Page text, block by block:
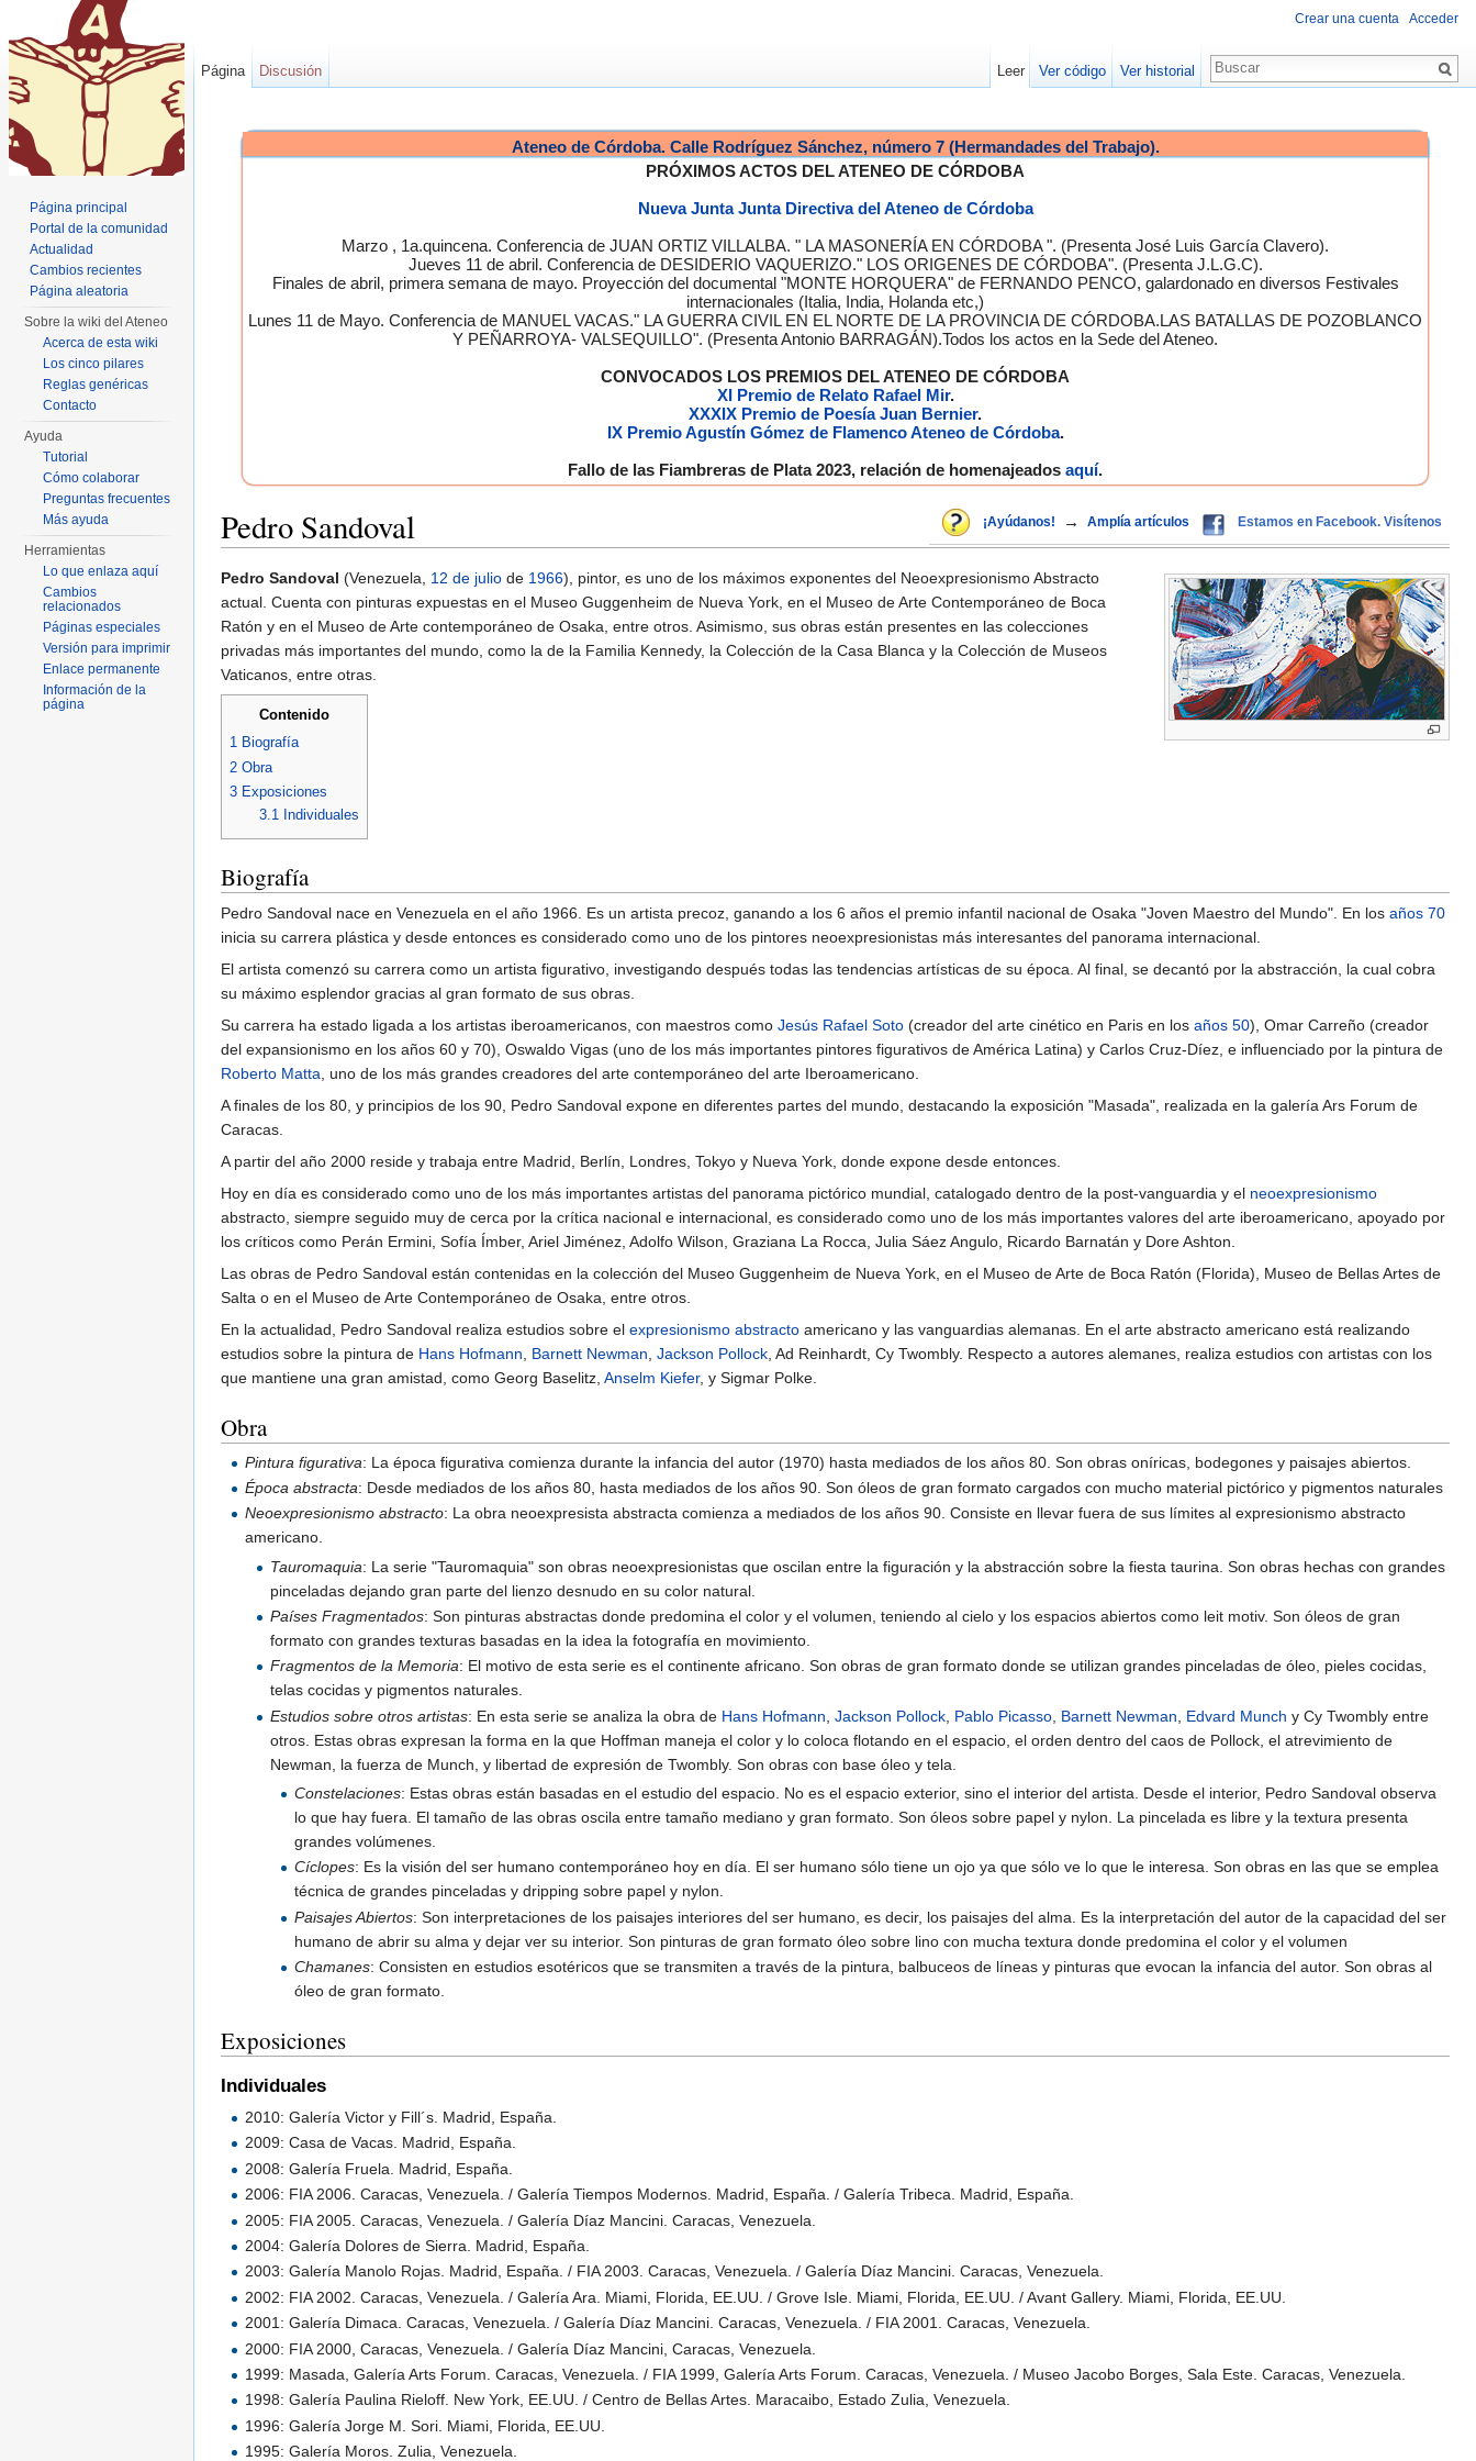
Ateneo de Córdoba. Calle Rodríguez Sánchez, número 7 (Hermandades del Trabajo).
PRÓXIMOS ACTOS DEL ATENEO DE CÓRDOBA
Nueva Junta Junta Directiva del Ateneo de Córdoba
Marzo , 1a.quincena. Conferencia de JUAN ORTIZ VILLALBA. " LA MASONERÍA EN CÓRDOBA ". (Presenta José Luis García Clavero).
Jueves 11 de abril. Conferencia de DESIDERIO VAQUERIZO." LOS ORIGENES DE CÓRDOBA". (Presenta J.L.G.C).
Finales de abril, primera semana de mayo. Proyección del documental "MONTE HORQUERA" de FERNANDO PENCO, galardonado en diversos Festivales
internacionales (Italia, India, Holanda etc,)
Lunes 11 de Mayo. Conferencia de MANUEL VACAS." LA GUERRA CIVIL EN EL NORTE DE LA PROVINCIA DE CÓRDOBA.LAS BATALLAS DE POZOBLANCO
Y PEÑARROYA- VALSEQUILLO". (Presenta Antonio BARRAGÁN).Todos los actos en la Sede del Ateneo.
CONVOCADOS LOS PREMIOS DEL ATENEO DE CÓRDOBA
XI Premio de Relato Rafael Mir.
XXXIX Premio de Poesía Juan Bernier.
IX Premio Agustín Gómez de Flamenco Ateneo de Córdoba.
Fallo de las Fiambreras de Plata 2023, relación de homenajeados aquí.
¡Ayúdanos! → Amplía artículos Estamos en Facebook. Visítenos
Pedro Sandoval
Pedro Sandoval (Venezuela, 12 de julio de 1966), pintor, es uno de los máximos exponentes del Neoexpresionismo Abstracto
actual. Cuenta con pinturas expuestas en el Museo Guggenheim de Nueva York, en el Museo de Arte Contemporáneo de Boca
Ratón y en el Museo de Arte contemporáneo de Osaka, entre otros. Asimismo, sus obras están presentes en las colecciones
privadas más importantes del mundo, como la de la Familia Kennedy, la Colección de la Casa Blanca y la Colección de Museos
Vaticanos, entre otras.
Contenido
1 Biografía
2 Obra
3 Exposiciones
3.1 Individuales
Biografía
Pedro Sandoval nace en Venezuela en el año 1966. Es un artista precoz, ganando a los 6 años el premio infantil nacional de Osaka "Joven Maestro del Mundo". En los años 70
inicia su carrera plástica y desde entonces es considerado como uno de los pintores neoexpresionistas más interesantes del panorama internacional.
El artista comenzó su carrera como un artista figurativo, investigando después todas las tendencias artísticas de su época. Al final, se decantó por la abstracción, la cual cobra
su máximo esplendor gracias al gran formato de sus obras.
Su carrera ha estado ligada a los artistas iberoamericanos, con maestros como Jesús Rafael Soto (creador del arte cinético en Paris en los años 50), Omar Carreño (creador
del expansionismo en los años 60 y 70), Oswaldo Vigas (uno de los más importantes pintores figurativos de América Latina) y Carlos Cruz-Díez, e influenciado por la pintura de
Roberto Matta, uno de los más grandes creadores del arte contemporáneo del arte Iberoamericano.
A finales de los 80, y principios de los 90, Pedro Sandoval expone en diferentes partes del mundo, destacando la exposición "Masada", realizada en la galería Ars Forum de
Caracas.
A partir del año 2000 reside y trabaja entre Madrid, Berlín, Londres, Tokyo y Nueva York, donde expone desde entonces.
Hoy en día es considerado como uno de los más importantes artistas del panorama pictórico mundial, catalogado dentro de la post-vanguardia y el neoexpresionismo
abstracto, siempre seguido muy de cerca por la crítica nacional e internacional, es considerado como uno de los más importantes valores del arte iberoamericano, apoyado por
los críticos como Perán Ermini, Sofía Ímber, Ariel Jiménez, Adolfo Wilson, Graziana La Rocca, Julia Sáez Angulo, Ricardo Barnatán y Dore Ashton.
Las obras de Pedro Sandoval están contenidas en la colección del Museo Guggenheim de Nueva York, en el Museo de Arte de Boca Ratón (Florida), Museo de Bellas Artes de
Salta o en el Museo de Arte Contemporáneo de Osaka, entre otros.
En la actualidad, Pedro Sandoval realiza estudios sobre el expresionismo abstracto americano y las vanguardias alemanas. En el arte abstracto americano está realizando
estudios sobre la pintura de Hans Hofmann, Barnett Newman, Jackson Pollock, Ad Reinhardt, Cy Twombly. Respecto a autores alemanes, realiza estudios con artistas con los
que mantiene una gran amistad, como Georg Baselitz, Anselm Kiefer, y Sigmar Polke.
Obra
Pintura figurativa: La época figurativa comienza durante la infancia del autor (1970) hasta mediados de los años 80. Son obras oníricas, bodegones y paisajes abiertos.
Época abstracta: Desde mediados de los años 80, hasta mediados de los años 90. Son óleos de gran formato cargados con mucho material pictórico y pigmentos naturales
Neoexpresionismo abstracto: La obra neoexpresista abstracta comienza a mediados de los años 90. Consiste en llevar fuera de sus límites al expresionismo abstracto
americano.
Tauromaquia: La serie "Tauromaquia" son obras neoexpresionistas que oscilan entre la figuración y la abstracción sobre la fiesta taurina. Son obras hechas con grandes
pinceladas dejando gran parte del lienzo desnudo en su color natural.
Países Fragmentados: Son pinturas abstractas donde predomina el color y el volumen, teniendo al cielo y los espacios abiertos como leit motiv. Son óleos de gran
formato con grandes texturas basadas en la idea la fotografía en movimiento.
Fragmentos de la Memoria: El motivo de esta serie es el continente africano. Son obras de gran formato donde se utilizan grandes pinceladas de óleo, pieles cocidas,
telas cocidas y pigmentos naturales.
Estudios sobre otros artistas: En esta serie se analiza la obra de Hans Hofmann Jackson Pollock, Pablo Picasso, Barnett Newman Edvard Munch y Cy Twombly entre
otros. Estas obras expresan la forma en la que Hoffman maneja el color y lo coloca flotando en el espacio, el orden dentro del caos de Pollock, el atrevimiento de
Newman, la fuerza de Munch, y libertad de expresión de Twombly. Son obras con base óleo y tela.
Constelaciones: Estas obras están basadas en el estudio del espacio. No es el espacio exterior, sino el interior del artista. Desde el interior, Pedro Sandoval observa
lo que hay fuera. El tamaño de las obras oscila entre tamaño mediano y gran formato. Son óleos sobre papel y nylon. La pincelada es libre y la textura presenta
grandes volúmenes.
Cíclopes: Es la visión del ser humano contemporáneo hoy en día. El ser humano sólo tiene un ojo ya que sólo ve lo que le interesa. Son obras en las que se emplea
técnica de grandes pinceladas y dripping sobre papel y nylon.
Paisajes Abiertos: Son interpretaciones de los paisajes interiores del ser humano, es decir, los paisajes del alma. Es la interpretación del autor de la capacidad del ser
humano de abrir su alma y dejar ver su interior. Son pinturas de gran formato óleo sobre lino con mucha textura donde predomina el color y el volumen
Chamanes: Consisten en estudios esotéricos que se transmiten a través de la pintura, balbuceos de líneas y pinturas que evocan la infancia del autor. Son obras al
óleo de gran formato.
Exposiciones
Individuales
2010: Galería Victor y Fill´s. Madrid, España.
2009: Casa de Vacas. Madrid, España.
2008: Galería Fruela. Madrid, España.
2006: FIA 2006. Caracas, Venezuela. / Galería Tiempos Modernos. Madrid, España. / Galería Tribeca. Madrid, España.
2005: FIA 2005. Caracas, Venezuela. / Galería Díaz Mancini. Caracas, Venezuela.
2004: Galería Dolores de Sierra. Madrid, España.
2003: Galería Manolo Rojas. Madrid, España. / FIA 2003. Caracas, Venezuela. / Galería Díaz Mancini. Caracas, Venezuela.
2002: FIA 2002. Caracas, Venezuela. / Galería Ara. Miami, Florida, EE.UU. / Grove Isle. Miami, Florida, EE.UU. / Avant Gallery. Miami, Florida, EE.UU.
2001: Galería Dimaca. Caracas, Venezuela. / Galería Díaz Mancini. Caracas, Venezuela. / FIA 2001. Caracas, Venezuela.
2000: FIA 2000, Caracas, Venezuela. / Galería Díaz Mancini, Caracas, Venezuela.
1999: Masada, Galería Arts Forum. Caracas, Venezuela. / FIA 1999, Galería Arts Forum. Caracas, Venezuela. / Museo Jacobo Borges, Sala Este. Caracas, Venezuela.
1998: Galería Paulina Rieloff. New York, EE.UU. / Centro de Bellas Artes. Maracaibo, Estado Zulia, Venezuela.
1996: Galería Jorge M. Sori. Miami, Florida, EE.UU.
1995: Galería Moros. Zulia, Venezuela.
Crear una cuenta Acceder
Página Discusión Leer Ver código Ver historial
Página principal
Portal de la comunidad
Actualidad
Cambios recientes
Página aleatoria
Sobre la wiki del Ateneo
Acerca de esta wiki
Los cinco pilares
Reglas genéricas
Contacto
Ayuda
Tutorial
Cómo colaborar
Preguntas frecuentes
Más ayuda
Herramientas
Lo que enlaza aquí
Cambios
relacionados
Páginas especiales
Versión para imprimir
Enlace permanente
Información de la
página